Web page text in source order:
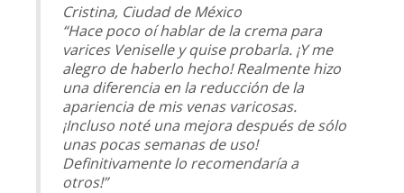
Cristina, Ciudad de México
“Hace poco oí hablar de la crema para
varices Veniselle y quise probarla. ¡Y me
alegro de haberlo hecho! Realmente hizo
una diferencia en la reducción de la
apariencia de mis venas varicosas.
¡Incluso noté una mejora después de sólo
unas pocas semanas de uso!
Definitivamente lo recomendaría a
otros!”